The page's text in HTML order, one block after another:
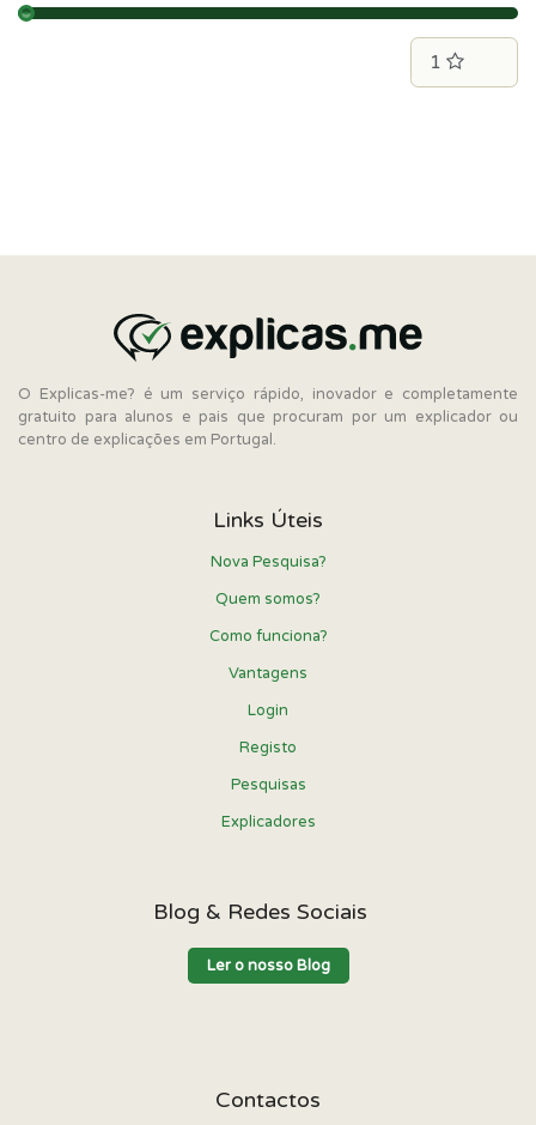
O Explicas-me? é um serviço rápido, inovador e completamente
gratuito para alunos e pais que procuram por um explicador ou
centro de explicações em Portugal.
Links Úteis
Nova Pesquisa?
Quem somos?
Como funciona?
Vantagens
Login
Registo
Pesquisas
Explicadores
Blog & Redes Sociais
Ler o nosso Blog
Contactos